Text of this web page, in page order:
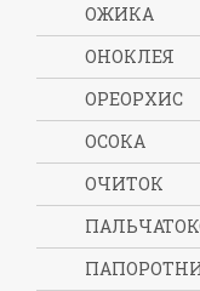
ОЖИКА
ОНОКЛЕЯ
ОРЕОРХИС
ОСОКА
ОЧИТОК